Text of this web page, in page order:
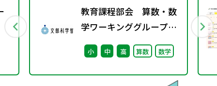
教育課程部会 算数・数
学ワーキンググループ
（第3回） 配付資料
小 中 高 算数 数学